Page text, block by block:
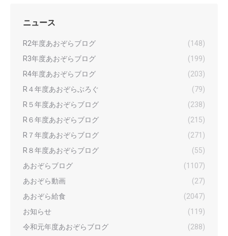
ニュース
R2年度あおぞらブログ
(148)
R3年度あおぞらブログ
(199)
R4年度あおぞらブログ
(203)
R４年度あおぞらぶろぐ
(79)
R５年度あおぞらブログ
(238)
R６年度あおぞらブログ
(215)
R７年度あおぞらブログ
(271)
R８年度あおぞらブログ
(55)
あおぞらブログ
(1107)
あおぞら動画
(27)
あおぞら給食
(2047)
お知らせ
(119)
令和元年度あおぞらブログ
(288)